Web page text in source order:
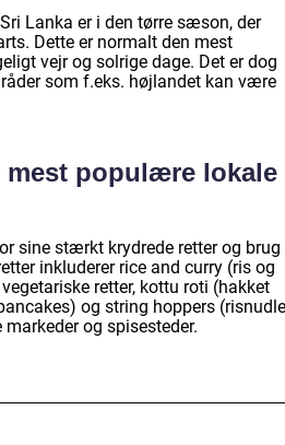
Lanka er i den tørre sæson, der
Dette er normalt den mest
vejr og solrige dage. Det er dog
som f.eks. højlandet kan være
mest populære lokale
sine stærkt krydrede retter og
inkluderer rice and curry (ris og
retter, kottu roti (hakket
og string hoppers
og spisesteder.